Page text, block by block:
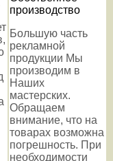
производство
Большую часть
рекламной
продукции Мы
производим в
Наших
мастерских.
Обращаем
внимание, что на
товарах возможна
погрешность. При
необходимости